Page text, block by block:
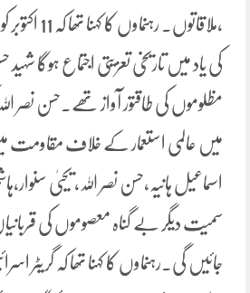
،ملاقاتوں.
کی یاد میں تاریخی تعزیتی اجتماع ہوگا شہید
مظلوموں کی طاقتور آواز تھے۔حسن نصر
میں عالمی استعمار کے خلاف مقاومت
اسماعیل ہانیہ،حسن نصر اللہ، یحییٰ
سمیت دیگر بے گناہ معصوموں کی
جائیں گی۔رہنماوں کا کہنا تھا کہ گریٹر